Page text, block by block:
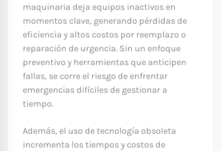
maquinaria deja equipos inactivos en
momentos clave, generando pérdidas de
eficiencia y altos costos por reemplazo o
reparación de urgencia. Sin un enfoque
preventivo y herramientas que anticipen
fallas, se corre el riesgo de enfrentar
emergencias difíciles de gestionar a
tiempo.
Además, el uso de tecnología obsoleta
incrementa los tiempos y costos de